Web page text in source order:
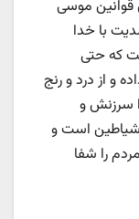
قوانین موسی
با خدا
که حتی
و از درد و رنج
سرزنش و
شیاطین است و
را شفا